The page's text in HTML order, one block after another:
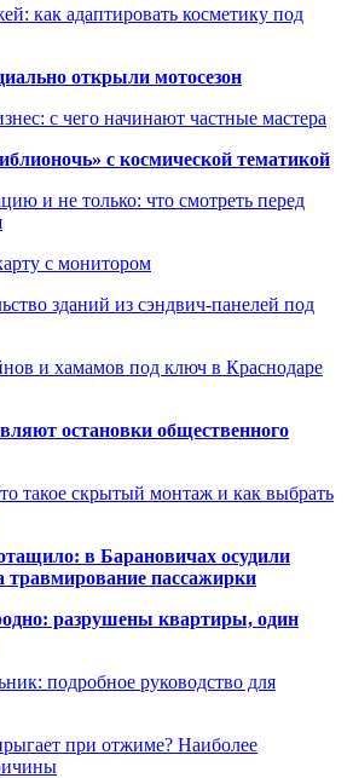
как адаптировать косметику под
открыли мотосезон
с чего начинают частные мастера
с космической тематикой
и не только: что смотреть перед
с монитором
зданий из сэндвич-панелей под
и хамамов под ключ в Краснодаре
остановки общественного
такое скрытый монтаж и как выбрать
в Барановичах осудили
травмирование пассажирки
разрушены квартиры, один
подробное руководство для
при отжиме? Наиболее